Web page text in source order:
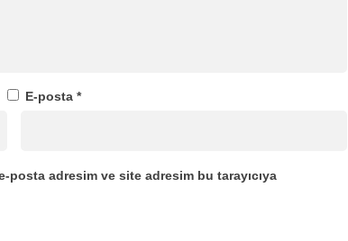
E-posta *
posta adresim ve site adresim bu tarayıcıya